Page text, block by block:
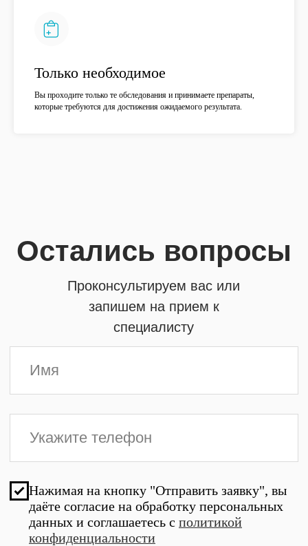
Только необходимое
Вы проходите только те обследования и принимаете препараты,
которые требуются для достижения ожидаемого результата.
Мы в соцсетях
+7 (391) 219-90-91
Позвонить
Написать в MAX